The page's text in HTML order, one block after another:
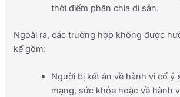
thời điểm phân chia di sản.
Ngoài ra, các trường hợp không được
kế gồm:
Người bị kết án về hành vi cố ý
mạng, sức khỏe hoặc về hành